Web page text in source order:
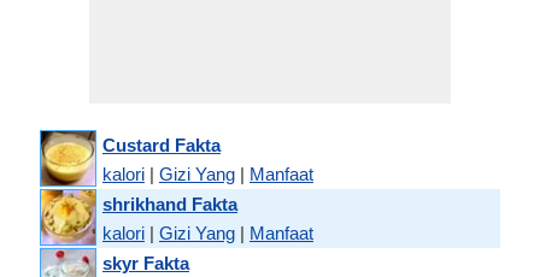
Custard Fakta
kalori | Gizi Yang | Manfaat
shrikhand Fakta
kalori | Gizi Yang | Manfaat
skyr Fakta